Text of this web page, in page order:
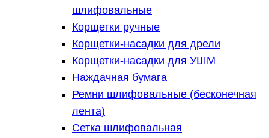
шлифовальные
Корщетки ручные
Корщетки-насадки для дрели
Корщетки-насадки для УШМ
Наждачная бумага
Ремни шлифовальные (бесконечная
лента)
Сетка шлифовальная